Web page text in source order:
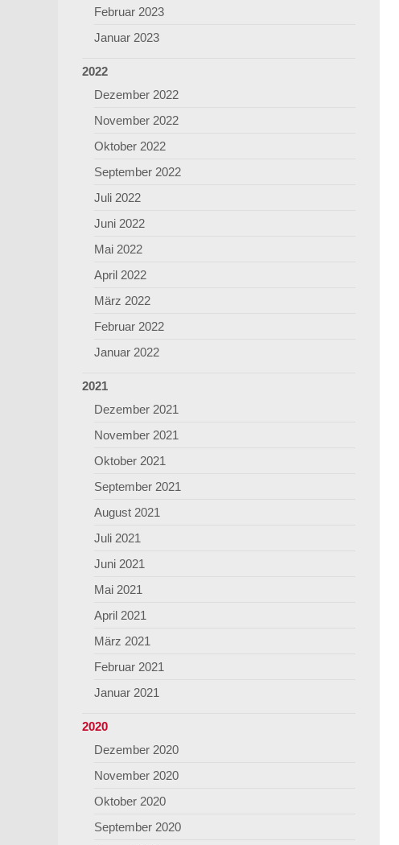
Februar 2023
Januar 2023
2022
Dezember 2022
November 2022
Oktober 2022
September 2022
Juli 2022
Juni 2022
Mai 2022
April 2022
März 2022
Februar 2022
Januar 2022
2021
Dezember 2021
November 2021
Oktober 2021
September 2021
August 2021
Juli 2021
Juni 2021
Mai 2021
April 2021
März 2021
Februar 2021
Januar 2021
2020
Dezember 2020
November 2020
Oktober 2020
September 2020